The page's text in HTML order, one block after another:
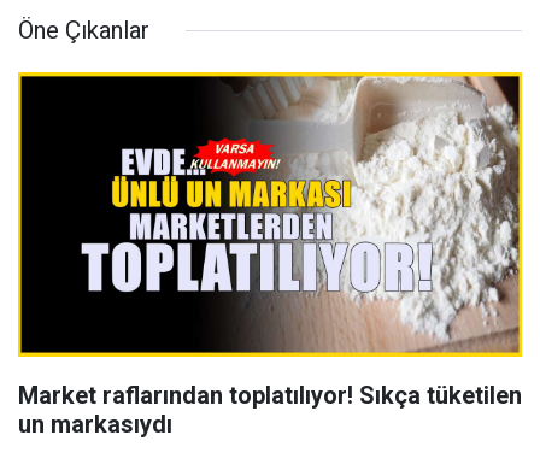
Öne Çıkanlar
Market raflarından toplatılıyor! Sıkça tüketilen
un markasıydı